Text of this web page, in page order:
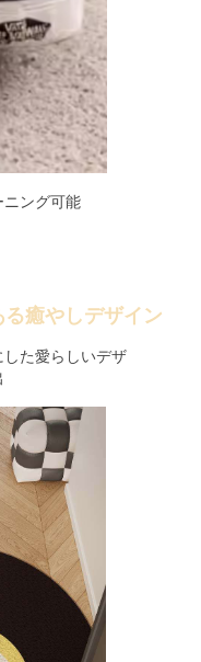
ニング可能
癒やしデザイン
た愛らしいデザ